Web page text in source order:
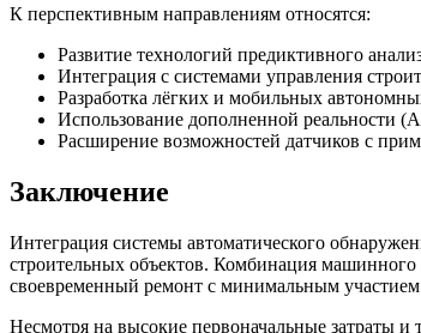
К перспективным направлениям относятся:
Развитие технологий предиктивного
Интеграция с системами управления
Разработка лёгких и мобильных
Использование дополненной реальности
Расширение возможностей датчиков с
Заключение
Интеграция системы автоматического
строительных объектов. Комбинация машинного
своевременный ремонт с минимальным участием
Несмотря на высокие первоначальные затраты